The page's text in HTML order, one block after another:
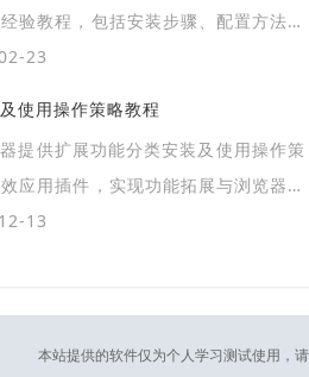
验教程，包括安装步骤、配置方法及
用户高效使用扩展功能。
23
使用操作策略教程
提供扩展功能分类安装及使用操作策
应用插件，实现功能拓展与浏览器操
作效率。
13
本站提供的软件仅为个人学习测试使用，